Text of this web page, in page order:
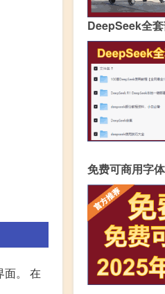
面。 在
DeepSeek全
免费可商用字